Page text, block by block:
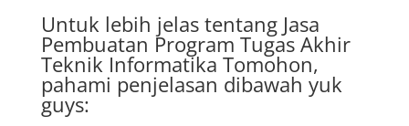
Untuk lebih jelas tentang Jasa
Pembuatan Program Tugas Akhir
Teknik Informatika Tomohon,
pahami penjelasan dibawah yuk
guys: